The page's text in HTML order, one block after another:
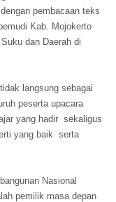
pembacaan teks
Kab. Mojokerto
dan Daerah di
langsung sebagai
peserta upacara
yang hadir sekaligus
yang baik serta
Nasional
pemilik masa depan